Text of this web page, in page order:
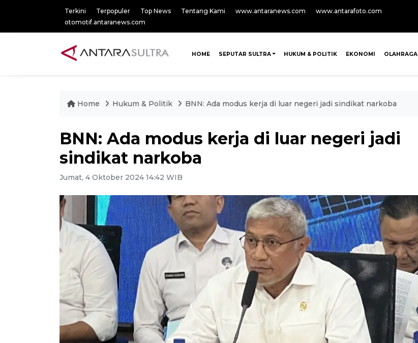
Terkini Terpopuler Top News Tentang Kami www.antaranews.com
www.antarafoto.com
otomotif.antaranews.com
HOME SEPUTAR SULTRA HUKUM & POLITIK EKONOMI OLAHRAGA
Home Hukum & Politik BNN: Ada modus kerja di luar negeri jadi sindikat narkoba
BNN: Ada modus kerja di luar negeri jadi
sindikat narkoba
Jumat, 4 Oktober 2024 14:42 WIB